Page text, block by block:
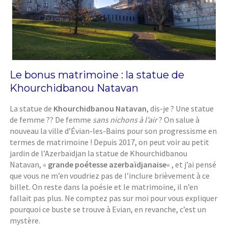
Le bonus matrimoine : la statue de
Khourchidbanou Natavan
La statue de Khourchidbanou Natavan, dis-je ? Une statue
de femme ?? De femme sans nichons à l’air? On salue à
nouveau la ville d’Évian-les-Bains pour son progressisme en
termes de matrimoine ! Depuis 2017, on peut voir au petit
jardin de l’Azerbaïdjan la statue de Khourchidbanou
Natavan, « grande poétesse azerbaïdjanaise« , et j’ai pensé
que vous ne m’en voudriez pas de l’inclure brièvement à ce
billet. On reste dans la poésie et le matrimoine, il n’en
fallait pas plus. Ne comptez pas sur moi pour vous expliquer
pourquoi ce buste se trouve à Evian, en revanche, c’est un
mystère.